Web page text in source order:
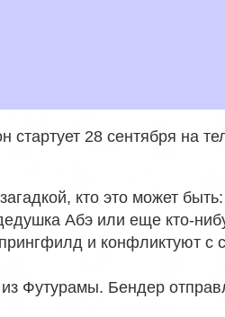
28 сентября на
кто это может
Абэ или еще кто-
и конфликтуют с
Футурамы. Бендер